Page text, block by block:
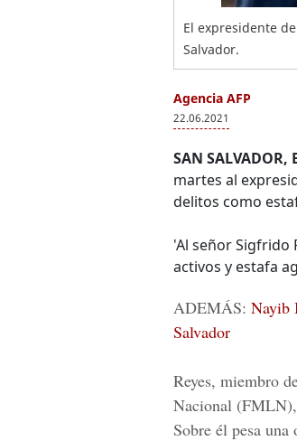
El expresidente
Salvador.
Agencia AFP
22.06.2021
SAN SALVADOR,
martes al
delitos como
'Al señor Sigfrido
activos y estafa
ADEMÁS: Nayib
Salvador
Reyes, miembro
Nacional (FMLN),
Sobre él pesa